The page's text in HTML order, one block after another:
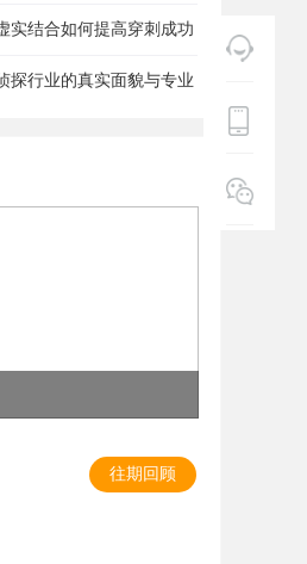
实结合如何提高穿刺成功
出答案
探行业的真实面貌与专业
往期回顾